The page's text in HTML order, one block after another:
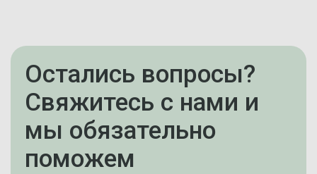
Остались вопросы?
Свяжитесь с нами и
мы обязательно
поможем